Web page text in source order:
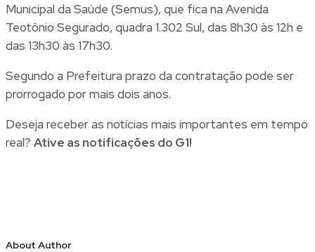
Municipal da Saúde (Semus), que fica na Avenida
Teotônio Segurado, quadra 1.302 Sul, das 8h30 às 12h e
das 13h30 às 17h30.
Segundo a Prefeitura prazo da contratação pode ser
prorrogado por mais dois anos.
Deseja receber as notícias mais importantes em tempo
real? Ative as notificações do G1!
About Author